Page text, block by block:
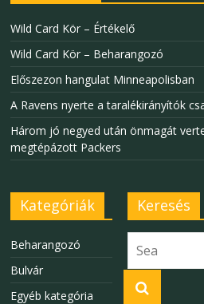
Wild Card Kör – Értékelő
Wild Card Kör – Beharangozó
Előszezon hangulat Minneapolisban
A Ravens nyerte a taralékirányítók
Három jó negyed után önmagát
megtépázott Packers
Kategóriák
Beharangozó
Bulvár
Egyéb kategória
Keresés